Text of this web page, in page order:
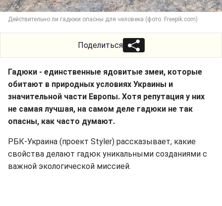
Действительно ли гадюки опасны для человека (фото: Freepik.com)
Поделиться
Гадюки - единственные ядовитые змеи, которые
обитают в природных условиях Украины и
значительной части Европы. Хотя репутация у них
не самая лучшая, на самом деле гадюки не так
опасны, как часто думают.
РБК-Украина (проект Styler) рассказывает, какие
свойства делают гадюк уникальными созданиями с
важной экологической миссией.